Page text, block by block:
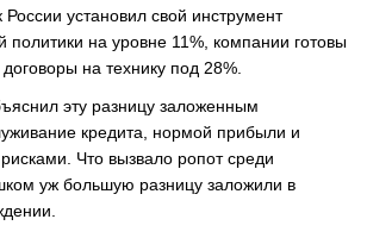
России установил свой инструмент
политики на уровне 11%, компании готовы
на технику под 28%.
эту разницу заложенным
кредита, нормой прибыли и
Что вызвало ропот среди
уж большую разницу заложили в